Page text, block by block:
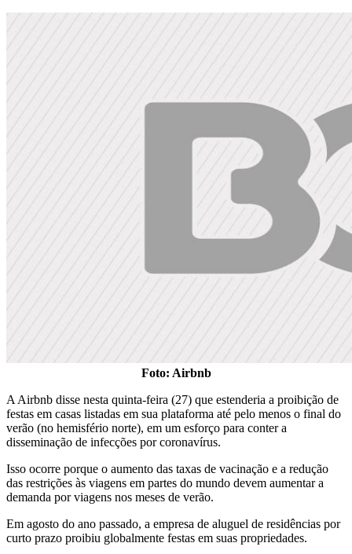
Foto: Airbnb
A Airbnb disse nesta quinta-feira (27) que estenderia a proibição de
festas em casas listadas em sua plataforma até pelo menos o final do
verão (no hemisfério norte), em um esforço para conter a
disseminação de infecções por coronavírus.
Isso ocorre porque o aumento das taxas de vacinação e a redução
das restrições às viagens em partes do mundo devem aumentar a
demanda por viagens nos meses de verão.
Em agosto do ano passado, a empresa de aluguel de residências por
curto prazo proibiu globalmente festas em suas propriedades.